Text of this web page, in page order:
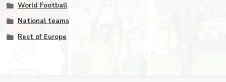
World Football
National teams
Rest of Europe